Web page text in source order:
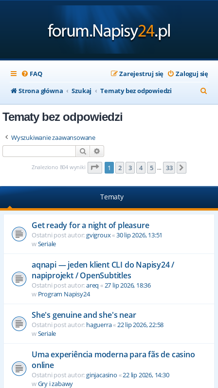
FAQ Zaloguj się
Zarejestruj się
Strona główna
Szukaj Tematy bez odpowiedzi
z
Tematy bez odpowiedzi
Wyszukiwanie zaawansowane
Szukaj
Znaleziono 804 wyniki Strona1 z33
1 2 3 4 5 … 33
Tematy
Get ready for a night of pleasure
Ostatni post autor:gvigroux«30 lip 2026, 13:51
wSeriale
aqnapi — jeden klient CLI do Napisy24 /
napiprojekt / OpenSubtitles
Ostatni post autor:areq « 27 lip 2026, 18:36
w Program Napisy24
She's genuine and she's near
Ostatni post autor: haguerra« 22 lip 2026, 22:58
wSeriale
Uma experiência moderna para fãs de casino
online
Ostatni post autor:ginjacasino «22 lip 2026, 14:30
wGry i zabawy